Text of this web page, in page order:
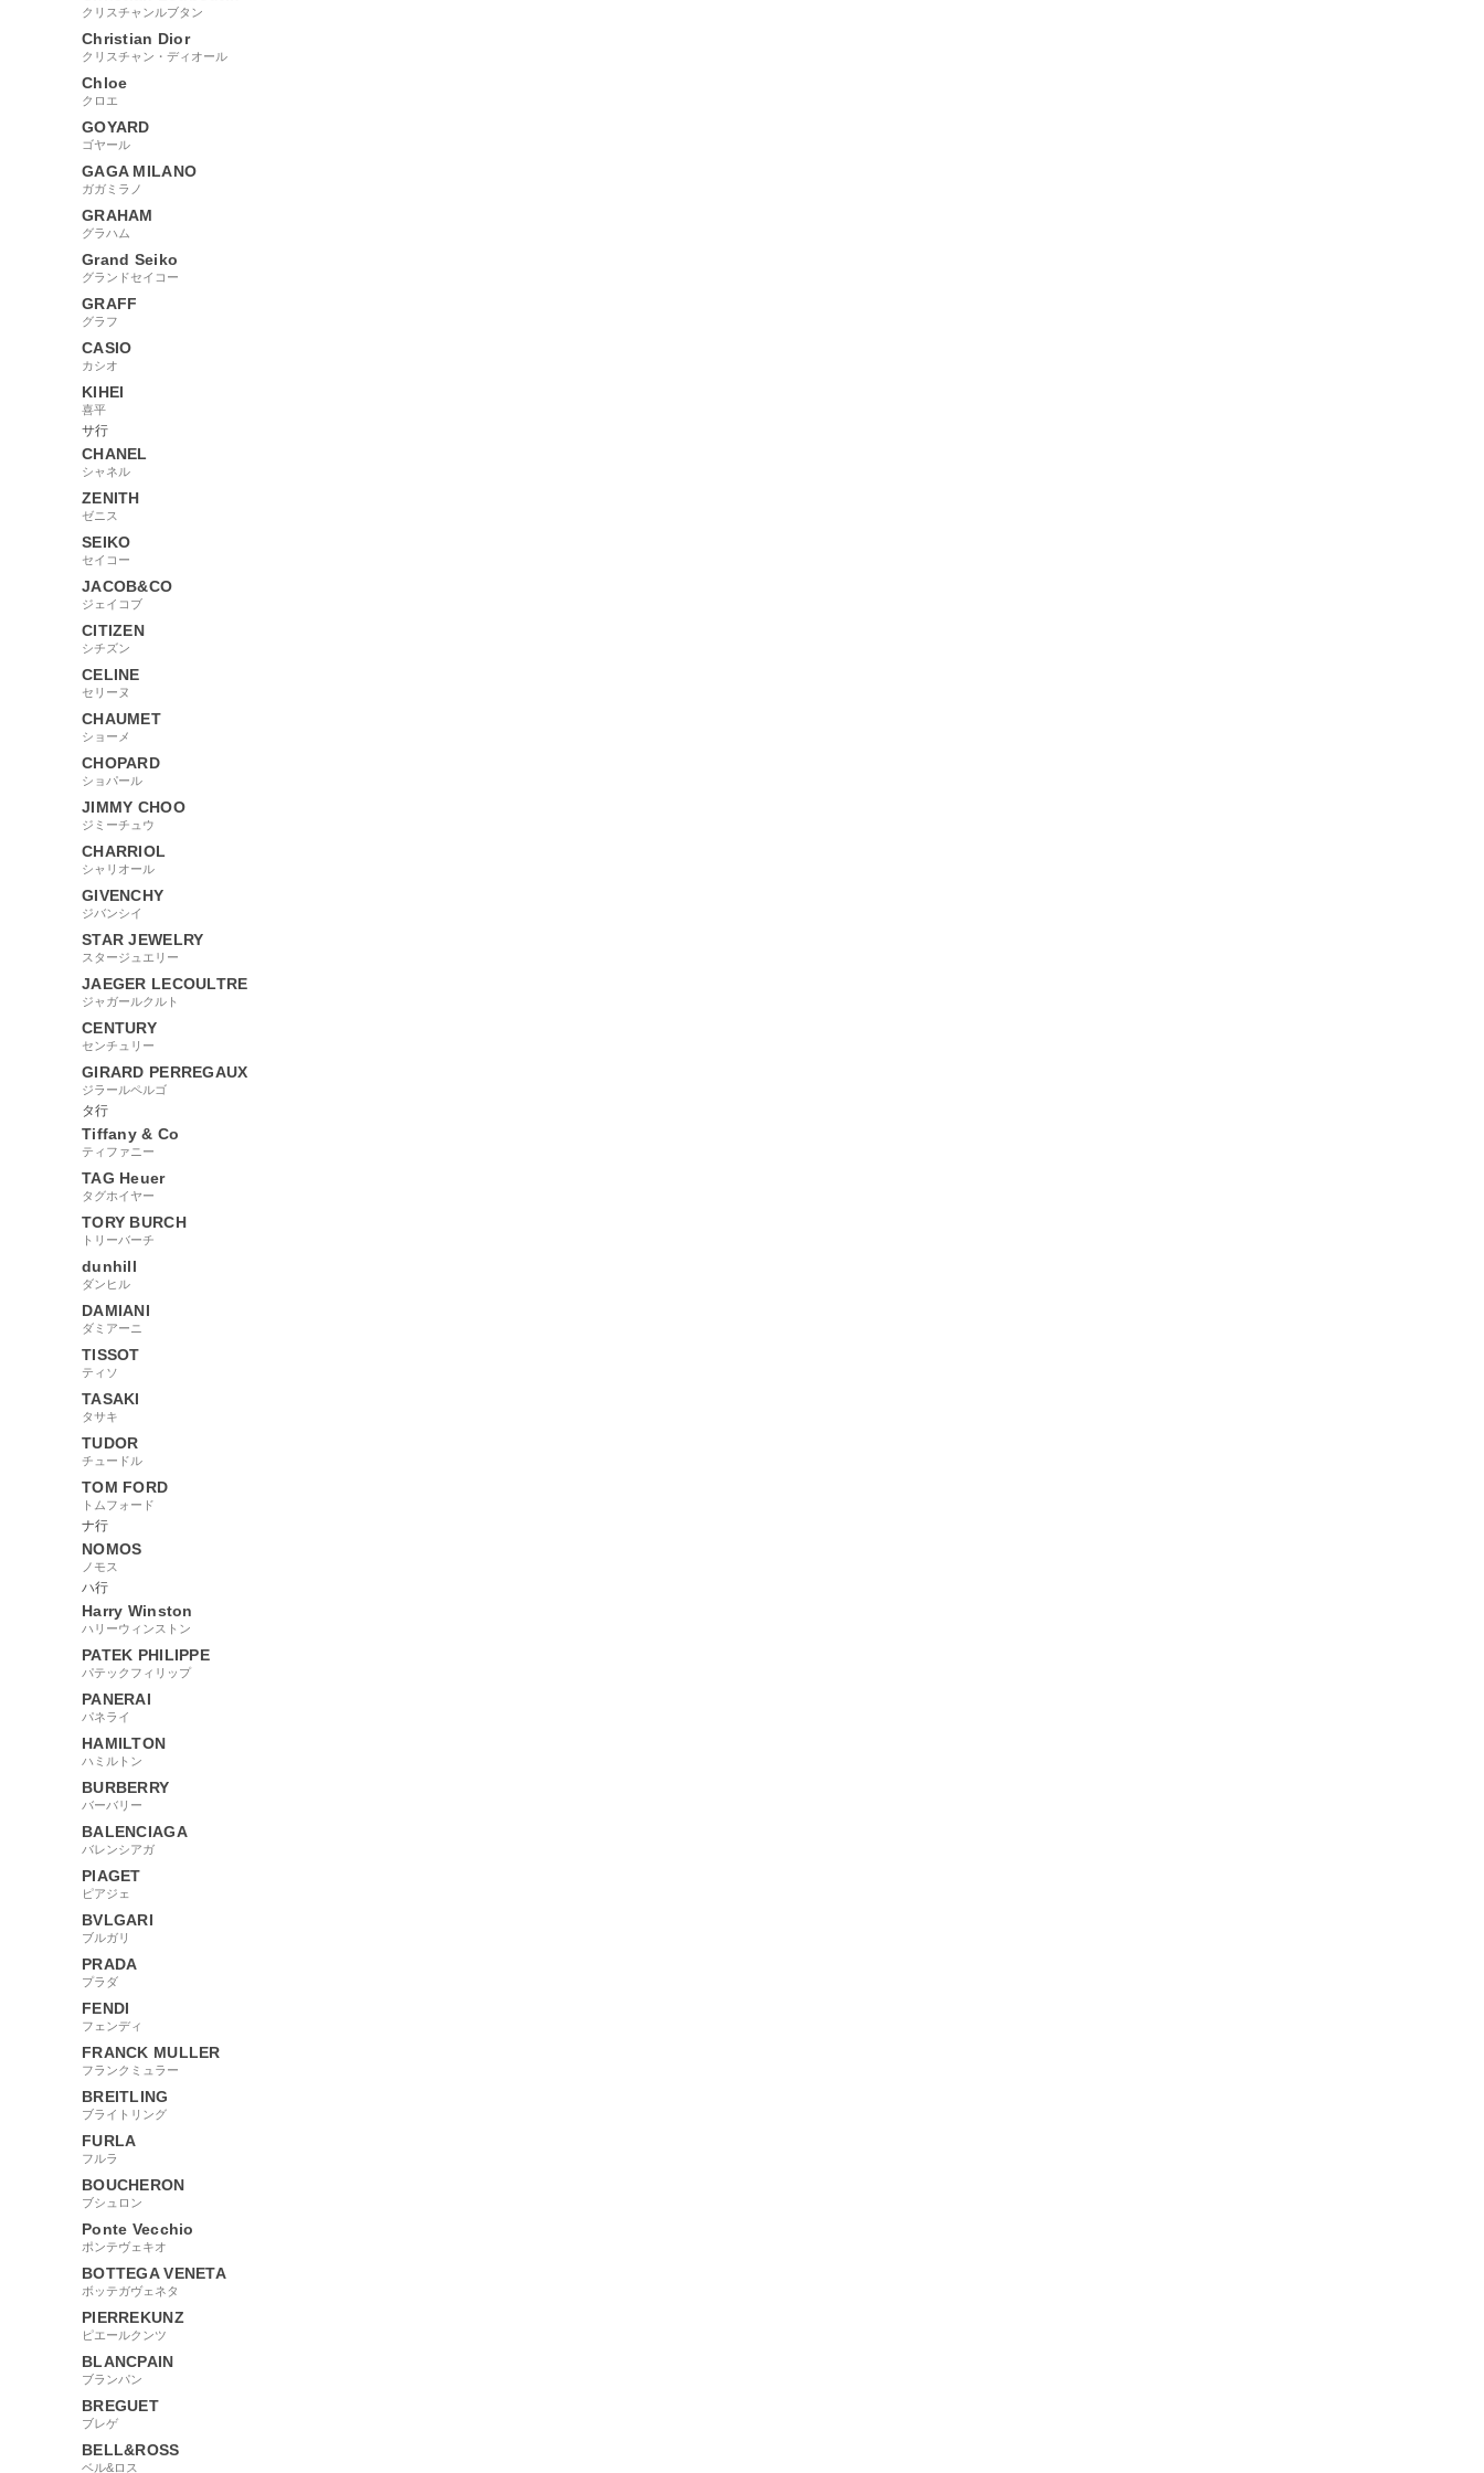
クリスチャンルブタン
Christian Dior
クリスチャン・ディオール
Chloe
クロエ
GOYARD
ゴヤール
GAGA MILANO
ガガミラノ
GRAHAM
グラハム
Grand Seiko
グランドセイコー
GRAFF
グラフ
CASIO
カシオ
KIHEI
喜平
サ行
CHANEL
シャネル
ZENITH
ゼニス
SEIKO
セイコー
JACOB&CO
ジェイコブ
CITIZEN
シチズン
CELINE
セリーヌ
CHAUMET
ショーメ
CHOPARD
ショパール
JIMMY CHOO
ジミーチュウ
CHARRIOL
シャリオール
GIVENCHY
ジバンシイ
STAR JEWELRY
スタージュエリー
JAEGER LECOULTRE
ジャガールクルト
CENTURY
センチュリー
GIRARD PERREGAUX
ジラールペルゴ
タ行
Tiffany & Co
ティファニー
TAG Heuer
タグホイヤー
TORY BURCH
トリーバーチ
dunhill
ダンヒル
DAMIANI
ダミアーニ
TISSOT
ティソ
TASAKI
タサキ
TUDOR
チュードル
TOM FORD
トムフォード
ナ行
NOMOS
ノモス
ハ行
Harry Winston
ハリーウィンストン
PATEK PHILIPPE
パテックフィリップ
PANERAI
パネライ
HAMILTON
ハミルトン
BURBERRY
バーバリー
BALENCIAGA
バレンシアガ
PIAGET
ピアジェ
BVLGARI
ブルガリ
PRADA
プラダ
FENDI
フェンディ
FRANCK MULLER
フランクミュラー
BREITLING
ブライトリング
FURLA
フルラ
BOUCHERON
ブシュロン
Ponte Vecchio
ポンテヴェキオ
BOTTEGA VENETA
ボッテガヴェネタ
PIERREKUNZ
ピエールクンツ
BLANCPAIN
ブランパン
BREGUET
ブレゲ
BELL&ROSS
ベル&ロス